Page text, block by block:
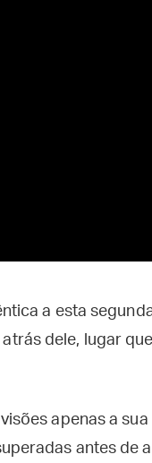
a esta
dele, lugar
apenas a
antes de